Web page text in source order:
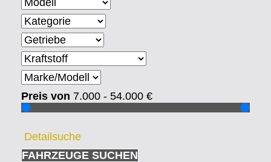
Preis von 7.000 - 54.000 €
Detailsuche
FAHRZEUGE SUCHEN